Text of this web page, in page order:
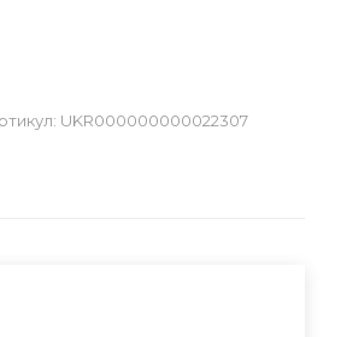
UKR000000000022307